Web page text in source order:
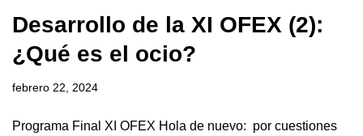
Desarrollo de la XI OFEX (2):
¿Qué es el ocio?
febrero 22, 2024
Programa Final XI OFEX Hola de nuevo: por cuestiones